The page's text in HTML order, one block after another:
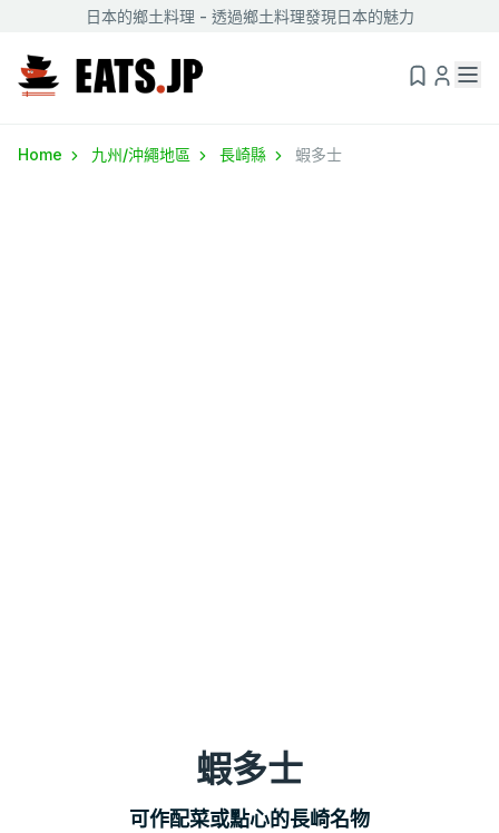
日本的鄉土料理 - 透過鄉土料理發現日本的魅力
Home 九州/沖繩地區 長崎縣 蝦多士
蝦多士
可作配菜或點心的長崎名物